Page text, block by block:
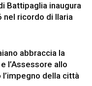
Battipaglia inaugura
nel ricordo di Ilaria
abbraccia la
l’Assessore allo
della città